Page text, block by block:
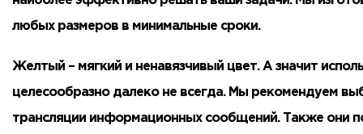
любых размеров в минимальные сроки.
Желтый – мягкий и ненавязчивый цвет. А значит
целесообразно далеко не всегда. Мы рекомендуем
трансляции информационных сообщений. Также они